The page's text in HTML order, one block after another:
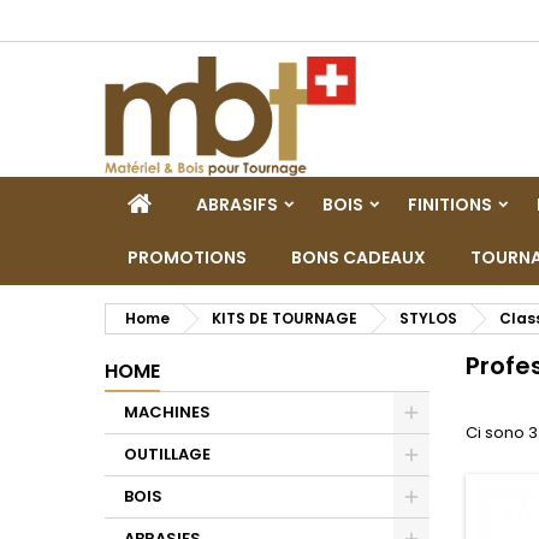
HOMEABRASIFS BOIS FINITIONS
PROMOTIONS BONS CADEAUX
Home KITS DE TOURNAGE STYLOS
HOME
MACHINES
Toggle
OUTILLAGE
BOIS
Ci sono